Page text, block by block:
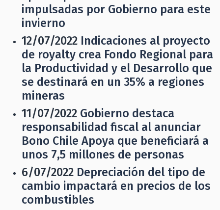
impulsadas por Gobierno para este
invierno
12/07/2022 Indicaciones al proyecto
de royalty crea Fondo Regional para
la Productividad y el Desarrollo que
se destinará en un 35% a regiones
mineras
11/07/2022 Gobierno destaca
responsabilidad fiscal al anunciar
Bono Chile Apoya que beneficiará a
unos 7,5 millones de personas
6/07/2022 Depreciación del tipo de
cambio impactará en precios de los
combustibles